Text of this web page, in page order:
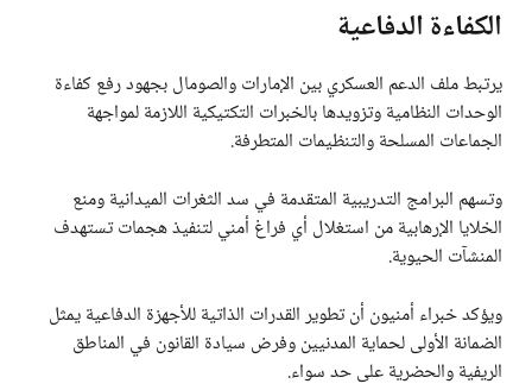
الكفاءة الدفاعية
يرتبط ملف الدعم العسكري بين الإمارات والصومال بجهود رفع كفاءة
الوحدات النظامية وتزويدها بالخبرات التكتيكية اللازمة لمواجهة
الجماعات المسلحة والتنظيمات المتطرفة.
وتسهم البرامج التدريبية المتقدمة في سد الثغرات الميدانية ومنع
الخلايا الإرهابية من استغلال أي فراغ أمني لتنفيذ هجمات تستهدف
المنشآت الحيوية.
ويؤكد خبراء أمنيون أن تطوير القدرات الذاتية للأجهزة الدفاعية يمثل
الضمانة الأولى لحماية المدنيين وفرض سيادة القانون في المناطق
الريفية والحضرية على حد سواء.